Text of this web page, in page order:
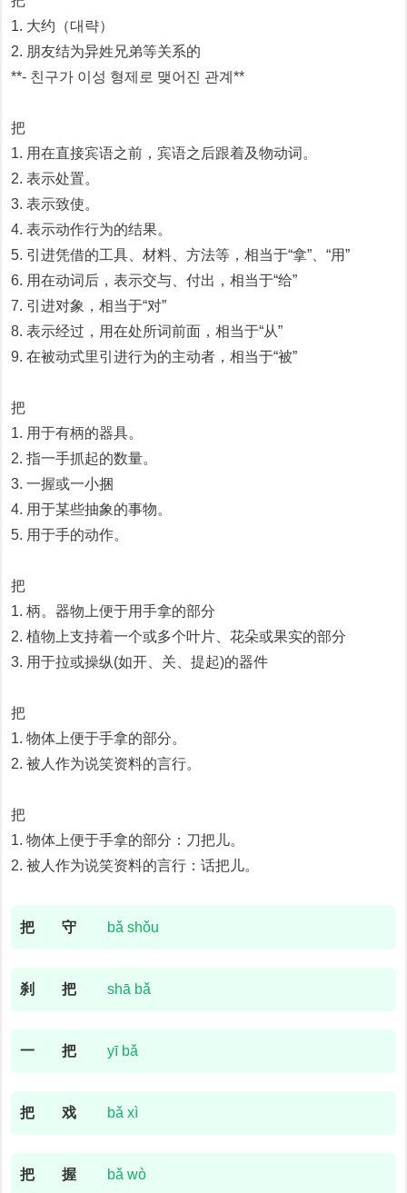
1. 大约（대략）
2. 朋友结为异姓兄弟等关系的
**- 친구가 이성 형제로 맺어진 관계**
把
1. 用在直接宾语之前，宾语之后跟着及物动词。
2. 表示处置。
3. 表示致使。
4. 表示动作行为的结果。
5. 引进凭借的工具、材料、方法等，相当于“拿”、“用”
6. 用在动词后，表示交与、付出，相当于“给”
7. 引进对象，相当于“对”
8. 表示经过，用在处所词前面，相当于“从”
9. 在被动式里引进行为的主动者，相当于“被”
把
1. 用于有柄的器具。
2. 指一手抓起的数量。
3. 一握或一小捆
4. 用于某些抽象的事物。
5. 用于手的动作。
把
1. 柄。器物上便于用手拿的部分
2. 植物上支持着一个或多个叶片、花朵或果实的部分
3. 用于拉或操纵(如开、关、提起)的器件
把
1. 物体上便于手拿的部分。
2. 被人作为说笑资料的言行。
把
1. 物体上便于手拿的部分：刀把儿。
2. 被人作为说笑资料的言行：话把儿。
把 守 bǎ shǒu
刹 把 shā bǎ
一 把 yī bǎ
把 戏 bǎ xì
把 握 bǎ wò